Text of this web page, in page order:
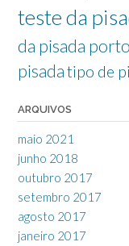
teste da
da pisada
pisadatipo de
ARQUIVOS
maio 2021
junho 2018
outubro 2017
setembro 2017
agosto 2017
janeiro 2017